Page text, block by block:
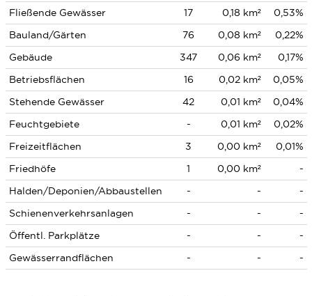
Fließende Gewässer 17 0,18 km²
0,53%
Bauland/Gärten
76 0,08 km²
0,22%
Gebäude
347 0,06 km²
0,17%
Betriebsflächen
16 0,02 km²
0,05%
Stehende Gewässer
42 0,01 km²
0,04%
Feuchtgebiete
- 0,01 km²
0,02%
Freizeitflächen
3 0,00 km²
0,01%
Friedhöfe
1 0,00 km²
-
Halden/Deponien/Abbaustellen
- -
-
Schienenverkehrsanlagen
- -
-
Öffentl. Parkplätze
- -
-
Gewässerrandflächen
- - -